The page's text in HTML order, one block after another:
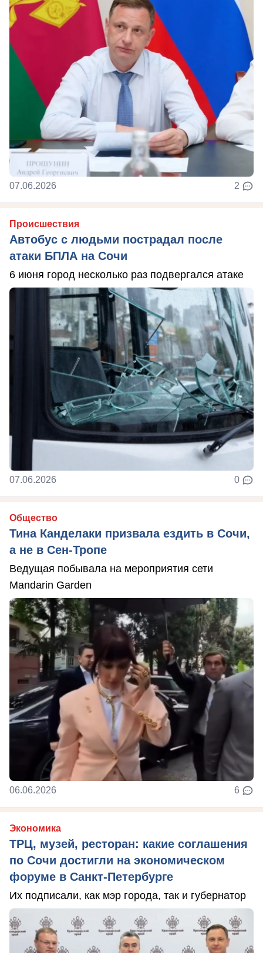
07.06.2026 2
Происшествия
Автобус с людьми пострадал после
атаки БПЛА на Сочи
6 июня город несколько раз подвергался атаке
07.06.2026 0
Общество
Тина Канделаки призвала ездить в Сочи,
а не в Сен-Тропе
Ведущая побывала на мероприятия сети
Mandarin Garden
06.06.2026 6
Экономика
ТРЦ, музей, ресторан: какие соглашения
по Сочи достигли на экономическом
форуме в Санкт-Петербурге
Их подписали, как мэр города, так и губернатор